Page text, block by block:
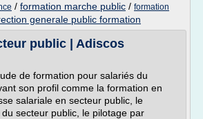
/ formation marche public / formation
generale public formation
public | Adiscos
de formation pour salariés du
son profil comme la formation en
salariale en secteur public, le
secteur public, le pilotage par